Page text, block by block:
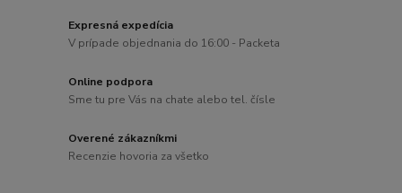
Expresná expedícia
V prípade objednania do 16:00 - Packeta
Online podpora
Sme tu pre Vás na chate alebo tel. čísle
Overené zákazníkmi
Recenzie hovoria za všetko